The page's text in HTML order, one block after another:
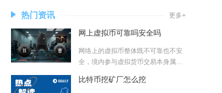
热门资讯 更多+
网上虚拟币可靠吗安全吗
网络上的虚拟币整体既不可靠也不安
全，境内参与虚拟货币交易本身属于
比特币挖矿厂怎么挖